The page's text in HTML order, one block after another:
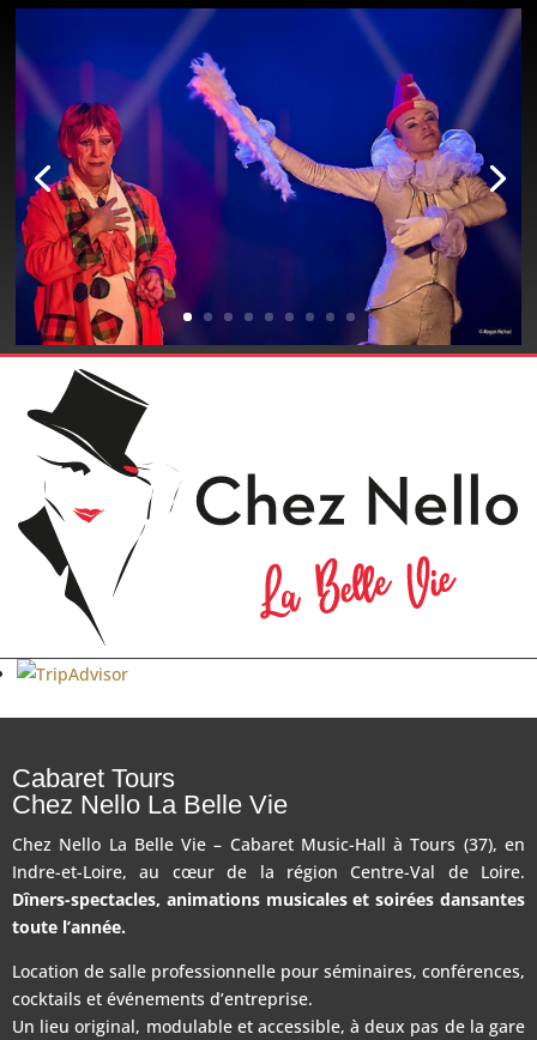
Cabaret Tours
Chez Nello La Belle Vie
Chez Nello La Belle Vie – Cabaret Music-Hall à Tours (37), en
Indre-et-Loire, au cœur de la région Centre-Val de Loire.
Dîners-spectacles, animations musicales et soirées dansantes
toute l’année.
Location de salle professionnelle pour séminaires, conférences,
cocktails et événements d’entreprise.
Un lieu original, modulable et accessible, à deux pas de la gare